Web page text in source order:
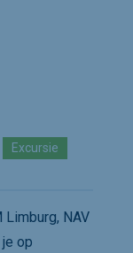
Excursie
Limburg, NAV
op